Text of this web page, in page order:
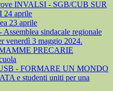
INVALSI - SGB/CUB SUR
24 aprile
23 aprile
sindacale regionale
venerdì 3 maggio 2024.
PRECARIE
- FORMARE UN MONDO
e studenti uniti per una